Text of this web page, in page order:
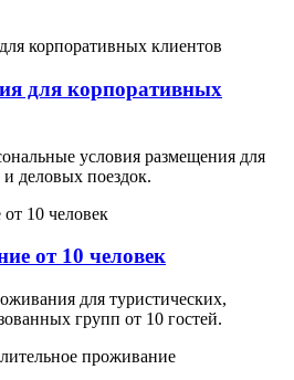
для корпоративных
условия размещения для
деловых поездок.
от 10 человек
для туристических,
групп от 10 гостей.